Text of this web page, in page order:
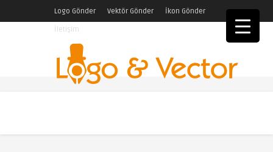
Logo Gönder Vektör Gönder
İkon Gönder
İletişim